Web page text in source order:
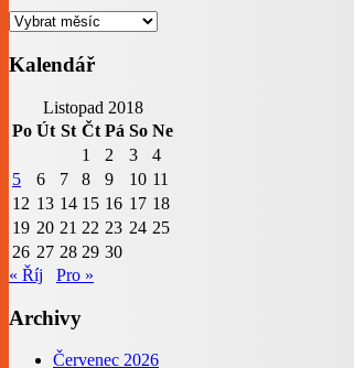
Archiv
Kalendář
Listopad 2018
Po Út St Čt Pá So Ne
1
2 3
4
5
6 7 8 9 10 11
12 13 14 15 16 17 18
19 20 21 22 23 24 25
26 27 28 29 30
« Říj
Pro »
Archivy
Červenec 2026